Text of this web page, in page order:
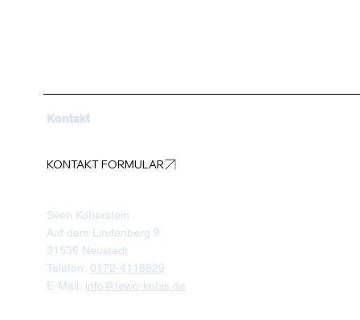
Kontakt
KONTAKT FORMULAR
Sven Koberstein
Auf dem Lindenberg 9
31536 Neustadt
Telefon: 0172-4118829
E-Mail: info@fewo-kobis.de